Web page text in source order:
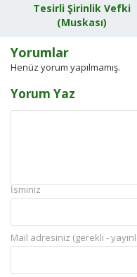
Tesirli Şirinlik Vefki
(Muskası)
Yorumlar
Henüz yorum yapılmamış.
Yorum Yaz
İsminiz
Mail adresiniz (gerekli -